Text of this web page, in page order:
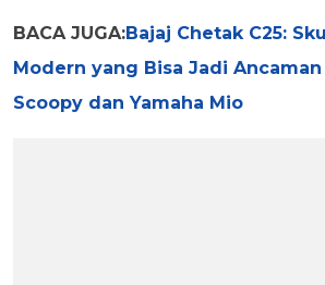
BACA JUGA:Bajaj Chetak C25:
Modern yang Bisa Jadi
Scoopy dan Yamaha Mio